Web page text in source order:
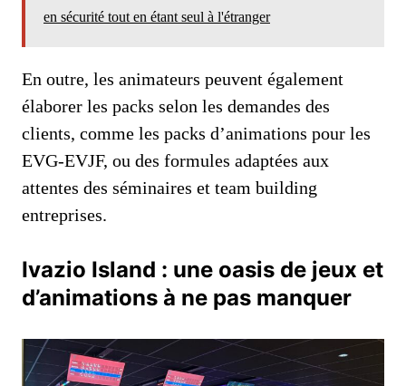
en sécurité tout en étant seul à l'étranger
En outre, les animateurs peuvent également
élaborer les packs selon les demandes des
clients, comme les packs d’animations pour les
EVG-EVJF, ou des formules adaptées aux
attentes des séminaires et team building
entreprises.
Ivazio Island : une oasis de jeux et
d’animations à ne pas manquer